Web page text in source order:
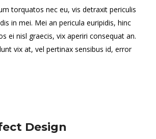
torquatos nec eu, vis detraxit periculis
in mei. Mei an pericula euripidis, hinc
ei nisl graecis, vix aperiri consequat an.
vix at, vel pertinax sensibus id, error
Design